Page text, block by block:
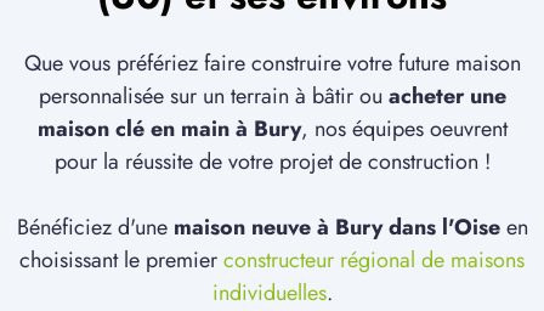
Que vous préfériez faire construire votre future maison
personnalisée sur un terrain à bâtir ou acheter une
maison clé en main à Bury, nos équipes oeuvrent
pour la réussite de votre projet de construction !
Bénéficiez d'une maison neuve à Bury dans l'Oiseen
choisissant le premierconstructeur régional de maisons
individuelles.